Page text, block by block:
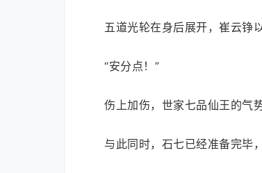
五道光轮在身后展开，崔云铮
“安分点！”
伤上加伤，世家七品仙王的气
与此同时，石七已经准备完毕